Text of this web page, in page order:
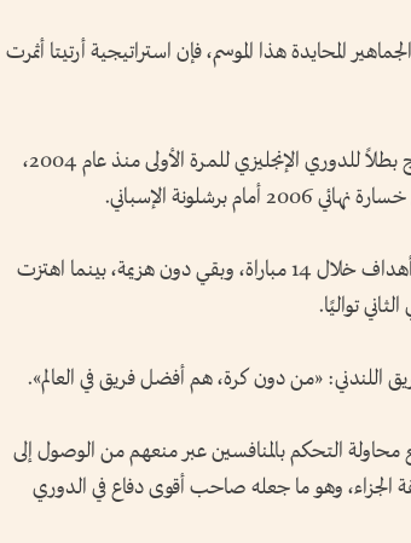
المحايدة هذا الموسم، فإن استراتيجية أرتيتا أثمرت
وتفوق أرسنال بثباته على مانشستر سيتي، ليتوج بطلاً للدوري الإنجليزي للمرة الأولى منذ عام 2004،
الإسباني.
وفي دوري الأبطال، لم يستقبل أرسنال سوى 6 أهداف خلال 14 مباراة، وبقي دون هزيمة، بينما اهتزت
اللندني: «من دون كرة، هم أفضل فريق في العالم».
محاولة التحكم بالمنافسين عبر منعهم من الوصول إلى
وهو ما جعله صاحب أقوى دفاع في الدوري